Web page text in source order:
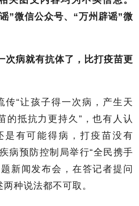
”微信公众号、“万州辟谣”微
次病就有抗体了，比打疫苗更
传“让孩子得一次病，产生天
的抵抗力更持久”，也有人认
是有可能得病，打疫苗没有
病预防控制局举行“全民携手
新闻发布会，在答记者提问
种说法都不可取。